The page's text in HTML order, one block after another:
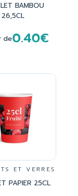
BAMBOU
26,5CL
de0.40€
ET VERRES
PAPIER 25CL